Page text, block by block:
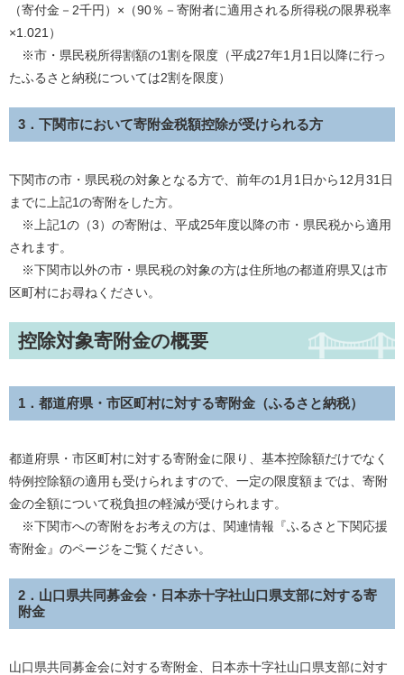
（寄付金－2千円）×（90％－寄附者に適用される所得税の限界税率
×1.021）
※市・県民税所得割額の1割を限度（平成27年1月1日以降に行っ
たふるさと納税については2割を限度）
3．下関市において寄附金税額控除が受けられる方
下関市の市・県民税の対象となる方で、前年の1月1日から12月31日
までに上記1の寄附をした方。
※上記1の（3）の寄附は、平成25年度以降の市・県民税から適用
されます。
※下関市以外の市・県民税の対象の方は住所地の都道府県又は市
区町村にお尋ねください。
控除対象寄附金の概要
1．都道府県・市区町村に対する寄附金（ふるさと納税）
都道府県・市区町村に対する寄附金に限り、基本控除額だけでなく
特例控除額の適用も受けられますので、一定の限度額までは、寄附
金の全額について税負担の軽減が受けられます。
※下関市への寄附をお考えの方は、関連情報『ふるさと下関応援
寄附金』のページをご覧ください。
2．山口県共同募金会・日本赤十字社山口県支部に対する寄
附金
山口県共同募金会に対する寄附金、日本赤十字社山口県支部に対す